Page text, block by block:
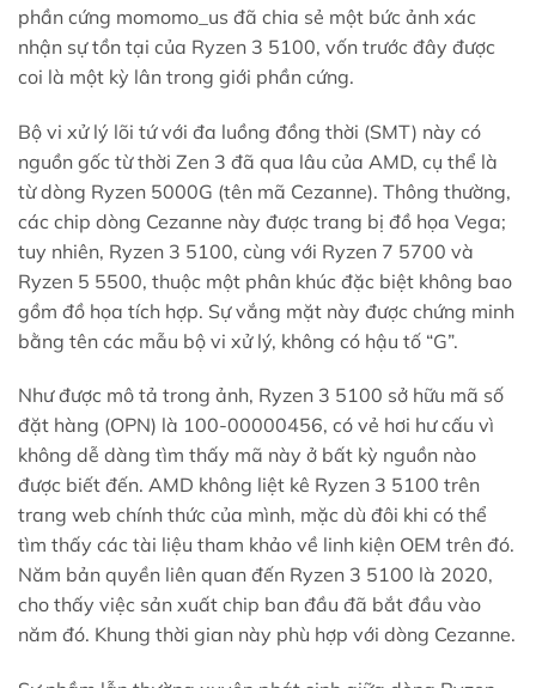
phần cứng momomo_us đã chia sẻ một bức ảnh xác
nhận sự tồn tại của Ryzen 3 5100, vốn trước đây được
coi là một kỳ lân trong giới phần cứng.
Bộ vi xử lý lõi tứ với đa luồng đồng thời (SMT) này có
nguồn gốc từ thời Zen 3 đã qua lâu của AMD, cụ thể là
từ dòng Ryzen 5000G (tên mã Cezanne). Thông thường,
các chip dòng Cezanne này được trang bị đồ họa Vega;
tuy nhiên, Ryzen 3 5100, cùng với Ryzen 7 5700 và
Ryzen 5 5500, thuộc một phân khúc đặc biệt không bao
gồm đồ họa tích hợp. Sự vắng mặt này được chứng minh
bằng tên các mẫu bộ vi xử lý, không có hậu tố “G”.
Như được mô tả trong ảnh, Ryzen 3 5100 sở hữu mã số
đặt hàng (OPN) là 100-00000456, có vẻ hơi hư cấu vì
không dễ dàng tìm thấy mã này ở bất kỳ nguồn nào
được biết đến. AMD không liệt kê Ryzen 3 5100 trên
trang web chính thức của mình, mặc dù đôi khi có thể
tìm thấy các tài liệu tham khảo về linh kiện OEM trên đó.
Năm bản quyền liên quan đến Ryzen 3 5100 là 2020,
cho thấy việc sản xuất chip ban đầu đã bắt đầu vào
năm đó. Khung thời gian này phù hợp với dòng Cezanne.